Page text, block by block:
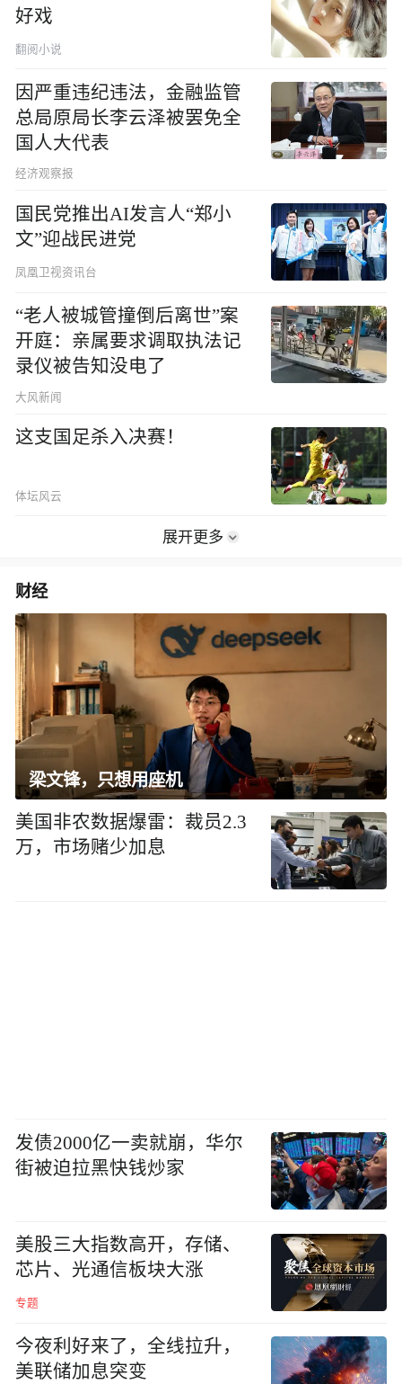
好戏
翻阅小说
因严重违纪违法，金融监管
总局原局长李云泽被罢免全
国人大代表
经济观察报
国民党推出AI发言人“郑小
文”迎战民进党
凤凰卫视资讯台
“老人被城管撞倒后离世”案
开庭：亲属要求调取执法记
录仪被告知没电了
大风新闻
这支国足杀入决赛！
体坛风云
展开更多
财经
梁文锋，只想用座机
美国非农数据爆雷：裁员2.3
万，市场赌少加息
发债2000亿一卖就崩，华尔
街被迫拉黑快钱炒家
美股三大指数高开，存储、
芯片、光通信板块大涨
专题
今夜利好来了，全线拉升，
美联储加息突变